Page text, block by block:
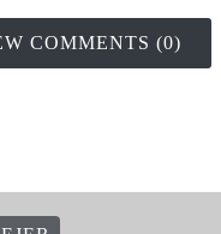
COMMENTS (0)